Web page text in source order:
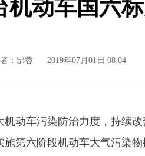
机动车国六
：郜蓉 2019年07月01日 08:04
车污染防治力度，持续改
第六阶段机动车大气污染物